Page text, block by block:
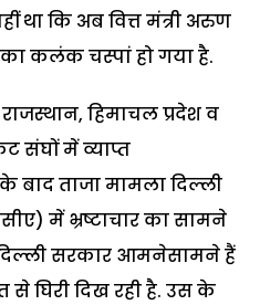
था कि अब वित्त मंत्री अरुण
कलंक चस्पां हो गया है.
हिमाचल प्रदेश व
संघों में व्याप्त
ताजा मामला दिल्ली
में भ्रष्टाचार का सामने
सरकार आमनेसामने हैं
घिरी दिख रही है. उस के